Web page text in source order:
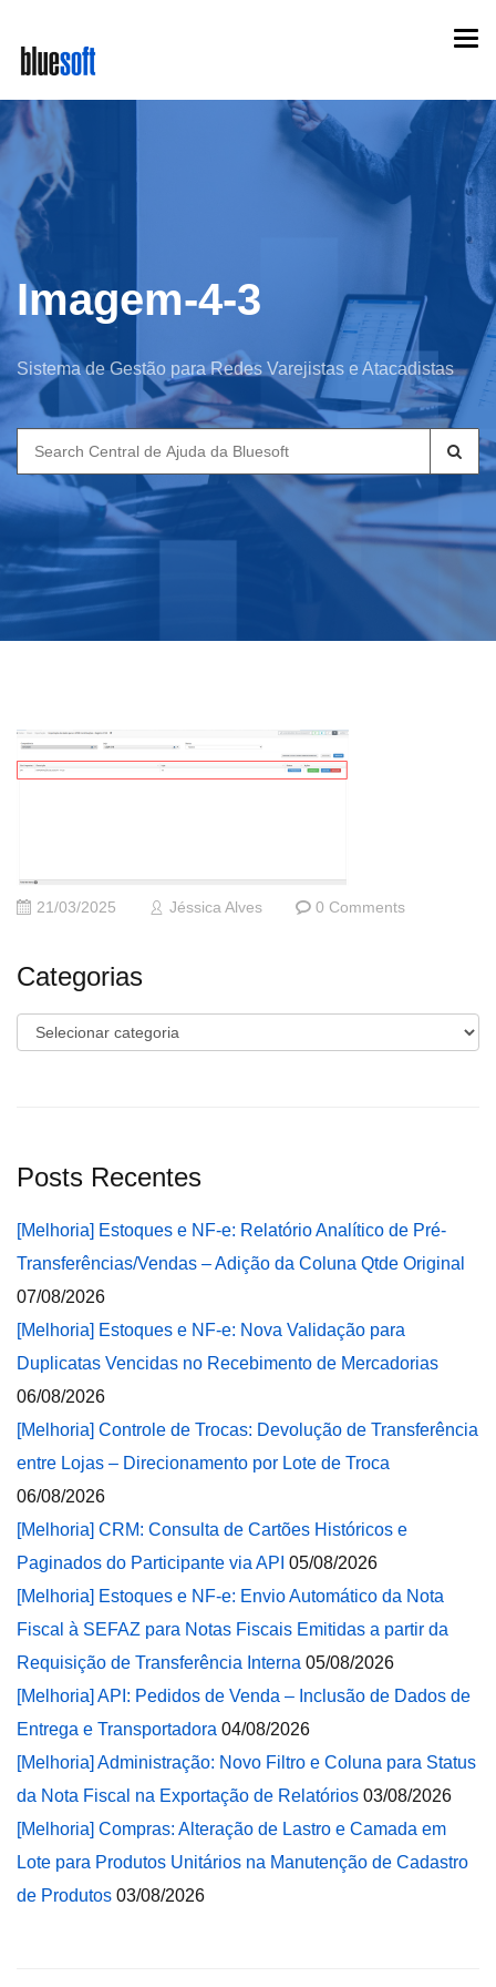
main
content
Imagem-4-3
Sistema de Gestão para Redes Varejistas e Atacadistas
Search
for:
21/03/2025 Jéssica Alves 0 Comments
Categorias
Categorias
Posts Recentes
[Melhoria] Estoques e NF-e: Relatório Analítico de Pré-
Transferências/Vendas – Adição da Coluna Qtde Original
07/08/2026
[Melhoria] Estoques e NF-e: Nova Validação para
Duplicatas Vencidas no Recebimento de Mercadorias
06/08/2026
[Melhoria] Controle de Trocas: Devolução de Transferência
entre Lojas – Direcionamento por Lote de Troca
06/08/2026
[Melhoria] CRM: Consulta de Cartões Históricos e
Paginados do Participante via API 05/08/2026
[Melhoria] Estoques e NF-e: Envio Automático da Nota
Fiscal à SEFAZ para Notas Fiscais Emitidas a partir da
Requisição de Transferência Interna 05/08/2026
[Melhoria] API: Pedidos de Venda – Inclusão de Dados de
Entrega e Transportadora 04/08/2026
[Melhoria] Administração: Novo Filtro e Coluna para Status
da Nota Fiscal na Exportação de Relatórios 03/08/2026
[Melhoria] Compras: Alteração de Lastro e Camada em
Lote para Produtos Unitários na Manutenção de Cadastro
de Produtos 03/08/2026